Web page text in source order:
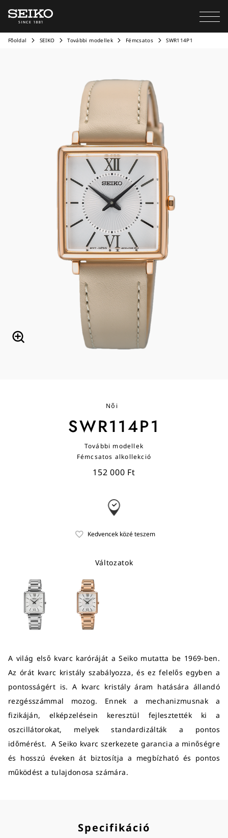
Főoldal SEIKO További modellek Fémcsatos SWR114P1
Női
SWR114P1
További modellek
Fémcsatos alkollekció
152 000 Ft
Változatok
A világ első kvarc karóráját a Seiko mutatta be 1969-ben.
Az órát kvarc kristály szabályozza, és ez felelős egyben a
pontosságért is. A kvarc kristály áram hatására állandó
rezgésszámmal mozog. Ennek a mechanizmusnak a
fizikáján, elképzelésein keresztül fejlesztették ki a
oszcillátorokat, melyek standardizálták a pontos
időmérést. A Seiko kvarc szerkezete garancia a minőségre
és hosszú éveken át biztosítja a megbízható és pontos
működést a tulajdonosa számára.
Specifikáció